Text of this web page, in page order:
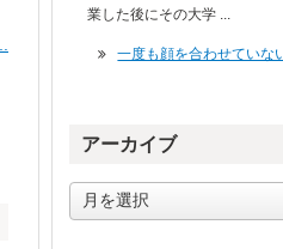
業した後にその大学 ...
一度も顔を合わせていな
アーカイブ
ー